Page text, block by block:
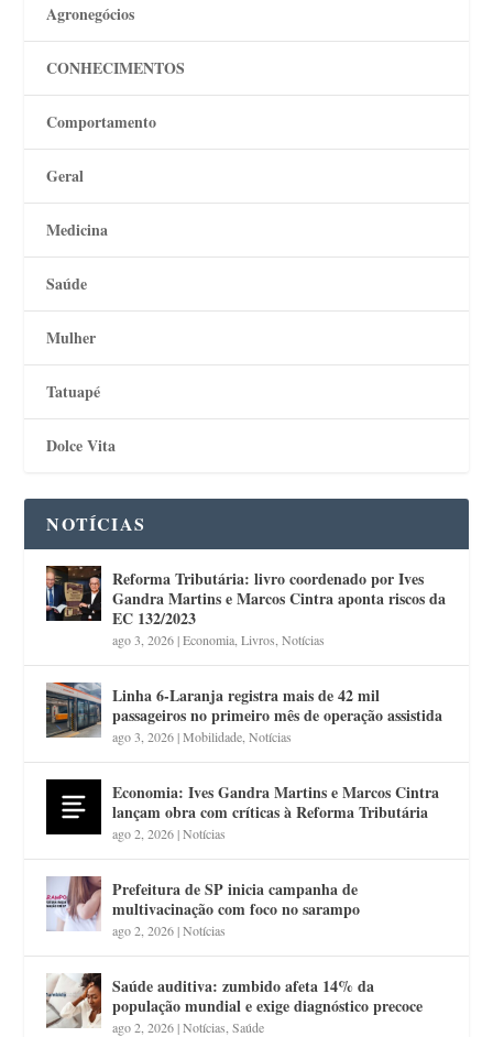
Agronegócios
CONHECIMENTOS
Comportamento
Geral
Medicina
Saúde
Mulher
Tatuapé
Dolce Vita
NOTÍCIAS
Reforma Tributária: livro coordenado por Ives
Gandra Martins e Marcos Cintra aponta riscos da
EC 132/2023
ago 3, 2026|Economia ,Livros ,Notícias
Linha 6-Laranja registra mais de 42 mil
passageiros no primeiro mês de operação assistida
ago 3, 2026|Mobilidade ,Notícias
Economia: Ives Gandra Martins e Marcos Cintra
lançam obra com críticas à Reforma Tributária
ago 2, 2026|Notícias
Prefeitura de SP inicia campanha de
multivacinação com foco no sarampo
ago 2, 2026|Notícias
Saúde auditiva: zumbido afeta 14% da
população mundial e exige diagnóstico precoce
ago 2, 2026|Notícias ,Saúde